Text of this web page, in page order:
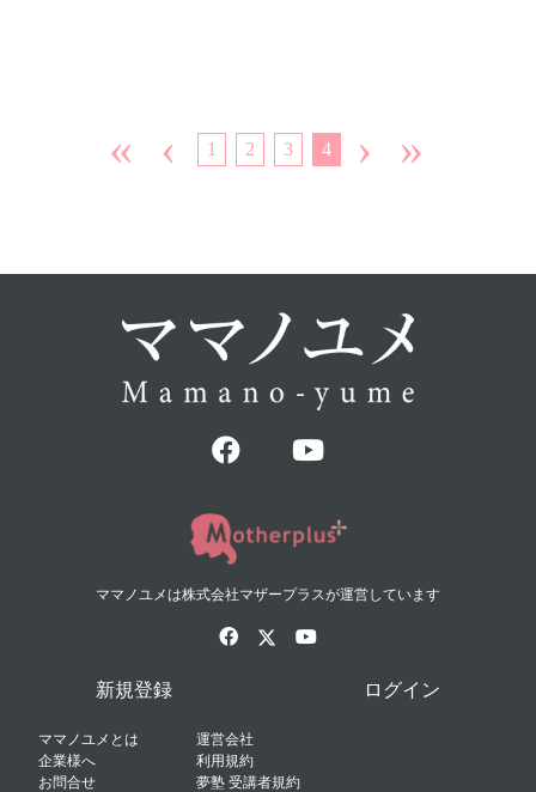
« ‹ 1 2 3 4 › »
ママノユメは株式会社マザープラスが運営しています
新規登録 ログイン
ママノユメとは
企業様へ
お問合せ
運営会社
利用規約
夢塾 受講者規約